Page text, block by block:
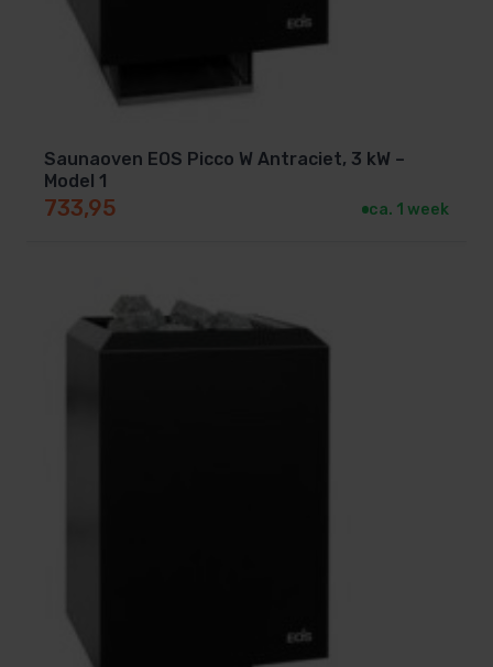
Saunaoven EOS Picco W Antraciet, 3 kW –
Model 1
733,95 ca. 1 week